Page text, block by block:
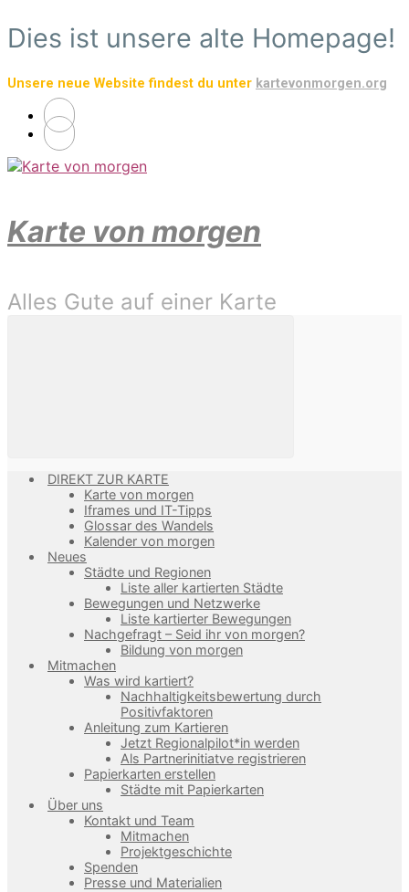
Zum
Hauptinhalt
Dies ist unsere alte Homepage!
Unsere neue Website findest du unter kartevonmorgen.org
Karte von morgen
Alles Gute auf einer Karte
DIREKT ZUR KARTE
Karte von morgen
Iframes und IT-Tipps
Glossar des Wandels
Kalender von morgen
Neues
Städte und Regionen
Liste aller kartierten Städte
Bewegungen und Netzwerke
Liste kartierter Bewegungen
Nachgefragt – Seid ihr von morgen?
Bildung von morgen
Mitmachen
Was wird kartiert?
Nachhaltigkeitsbewertung durch
Positivfaktoren
Anleitung zum Kartieren
Jetzt Regionalpilot*in werden
Als Partnerinitiatve registrieren
Papierkarten erstellen
Städte mit Papierkarten
Über uns
Kontakt und Team
Mitmachen
Projektgeschichte
Spenden
Presse und Materialien